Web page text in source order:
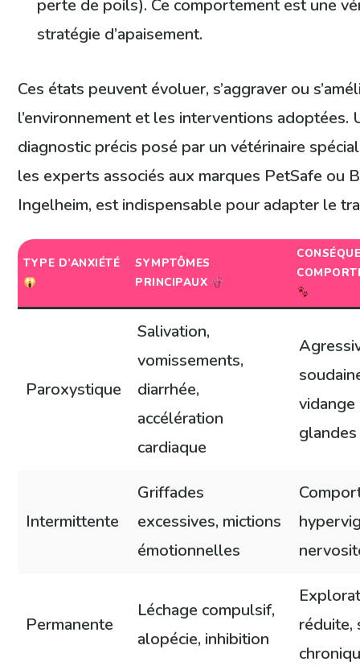
perte de poils). Ce comportement est une
stratégie d’apaisement.
Ces états peuvent évoluer, s’aggraver ou
l’environnement et les interventions adoptées.
diagnostic précis posé par un vétérinaire
les experts associés aux marques PetSafe ou
Ingelheim, est indispensable pour adapter le
TYPE D’ANXIÉTÉ
SYMPTÔMES
PRINCIPAUX
Paroxystique
Salivation,
vomissements,
diarrhée,
accélération
cardiaque
vidange
Intermittente
Griffades
excessives, mictions
émotionnelles
Permanente
Léchage compulsif,
alopécie, inhibition
réduite,